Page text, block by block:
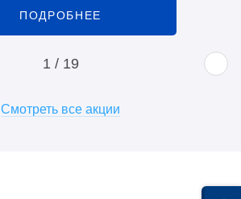
ПОДРОБНЕЕ
1 / 19
Смотреть все акции